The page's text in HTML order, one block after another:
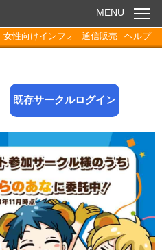
お知らせ
電子書籍
Q&A
各種ダウンロード
MENU
女性向けインフォ 通信販売 ヘルプ
既存サークルログイン